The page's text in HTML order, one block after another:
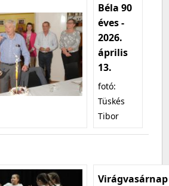
Béla 90
éves -
2026.
április
13.
fotó:
Tüskés
Tibor
Virágvasárnap